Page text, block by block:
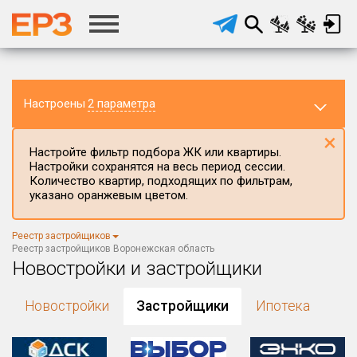
Настроены 2 параметра
Регион ЖК
Воронежская область
Район в регионе
Настройте фильтр подбора ЖК или квартиры.
Настройки сохранятся на весь период сессии.
Количество квартир, подходящих по фильтрам,
указано оранжевым цветом.
×
Реестр застройщиков
Реестр застройщиков Воронежская область
Новостройки и застройщики
Новостройки Застройщики Ипотека